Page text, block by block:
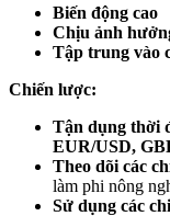
Biến động cao
Chịu ảnh
Tập trung vào
Chiến lược:
Tận dụng thời
EUR/USD,
Theo dõi các
làm phi nông
Sử dụng các